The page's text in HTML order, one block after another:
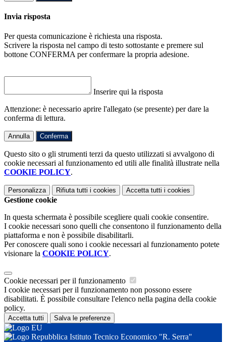
Invia risposta
Per questa comunicazione è richiesta una risposta.
Scrivere la risposta nel campo di testo sottostante e premere sul
bottone CONFERMA per confermare la propria adesione.
Inserire qui la risposta
Attenzione: è necessario aprire l'allegato (se presente) per dare la
conferma di lettura.
Annulla Conferma
Questo sito o gli strumenti terzi da questo utilizzati si avvalgono di
cookie necessari al funzionamento ed utili alle finalità illustrate nella
COOKIE POLICY.
Personalizza Rifiuta tutti i cookies Accetta tutti i cookies
Gestione cookie
In questa schermata è possibile scegliere quali cookie consentire.
I cookie necessari sono quelli che consentono il funzionamento della
piattaforma e non è possibile disabilitarli.
Per conoscere quali sono i cookie necessari al funzionamento potete
visionare la COOKIE POLICY.
Cookie necessari per il funzionamento
I cookie necessari per il funzionamento non possono essere
disabilitati. È possibile consultare l'elenco nella pagina della cookie
policy.
Accetta tutti Salva le preferenze
Istituto Tecnico Economico "R. Serra"